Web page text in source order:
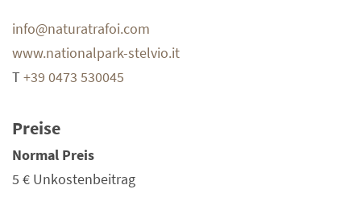
info@naturatrafoi.com
www.nationalpark-stelvio.it
T+39 0473 530045
Preise
Normal Preis
5 € Unkostenbeitrag